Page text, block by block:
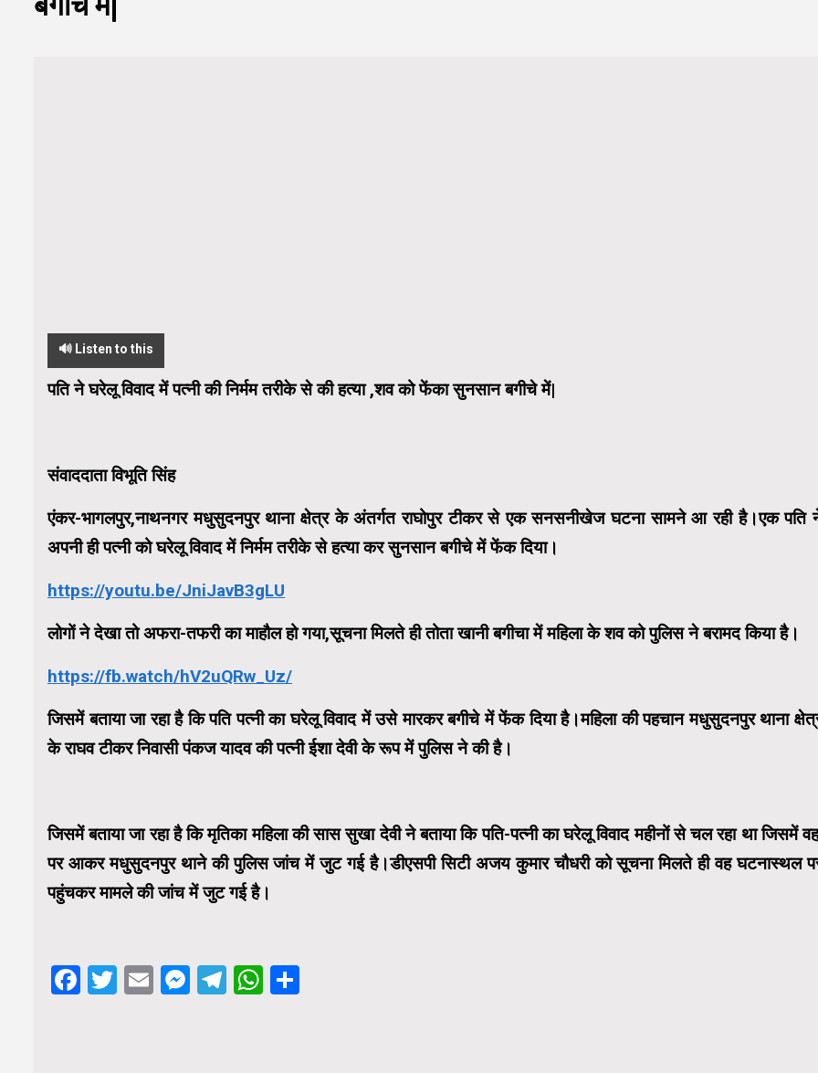
🔊 Listen to this
पति ने घरेलू विवाद में पत्नी की निर्मम तरीके से की हत्या ,शव को फेंका सुनसान बगीचे में|
संवाददाता विभूति सिंह
एंकर-भागलपुर,नाथनगर मधुसुदनपुर थाना क्षेत्र के अंतर्गत राघोपुर टीकर से एक सनसनीखेज घटना सामने आ रही है।एक पति
अपनी ही पत्नी को घरेलू विवाद में निर्मम तरीके से हत्या कर सुनसान बगीचे में फेंक दिया।
https://youtu.be/JniJavB3gLU
लोगों ने देखा तो अफरा-तफरी का माहौल हो गया,सूचना मिलते ही तोता खानी बगीचा में महिला के शव को पुलिस ने बरामद किया है।
https://fb.watch/hV2uQRw_Uz/
जिसमें बताया जा रहा है कि पति पत्नी का घरेलू विवाद में उसे मारकर बगीचे में फेंक दिया है।महिला की पहचान मधुसुदनपुर थाना
के राघव टीकर निवासी पंकज यादव की पत्नी ईशा देवी के रूप में पुलिस ने की है।
जिसमें बताया जा रहा है कि मृतिका महिला की सास सुखा देवी ने बताया कि पति-पत्नी का घरेलू विवाद महीनों से चल रहा था जिसमें
पर आकर मधुसुदनपुर थाने की पुलिस जांच में जुट गई है।डीएसपी सिटी अजय कुमार चौधरी को सूचना मिलते ही वह घटनास्थल
पहुंचकर मामले की जांच में जुट गई है।
Facebook
Twitter
EmailMessenger
Telegram
WhatsApp